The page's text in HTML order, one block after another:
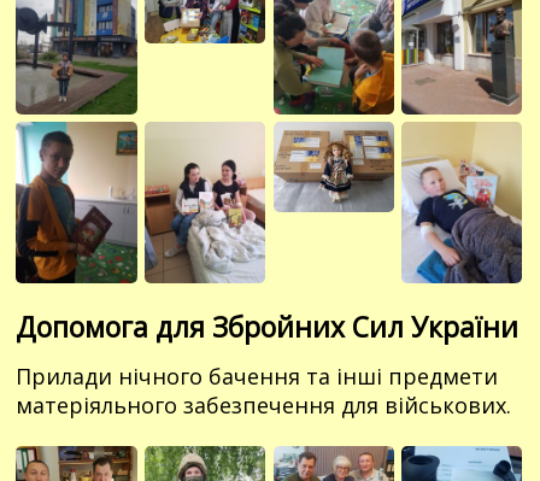
Допомога для Збройних Сил України
Прилади нічного бачення та інші предмети
матеріяльного забезпечення для військових.